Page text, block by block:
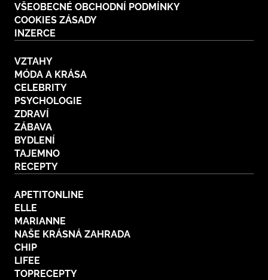
VŠEOBECNÉ OBCHODNÍ PODMÍNKY
COOKIES ZÁSADY
INZERCE
VZTAHY
MÓDA A KRÁSA
CELEBRITY
PSYCHOLOGIE
ZDRAVÍ
ZÁBAVA
BYDLENÍ
TAJEMNO
RECEPTY
APETITONLINE
ELLE
MARIANNE
NAŠE KRÁSNÁ ZAHRADA
CHIP
LIFEE
TOPRECEPTY